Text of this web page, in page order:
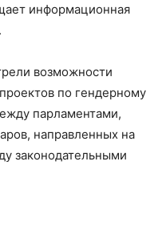
информационная
возможности
по гендерному
парламентами,
направленных на
законодательными